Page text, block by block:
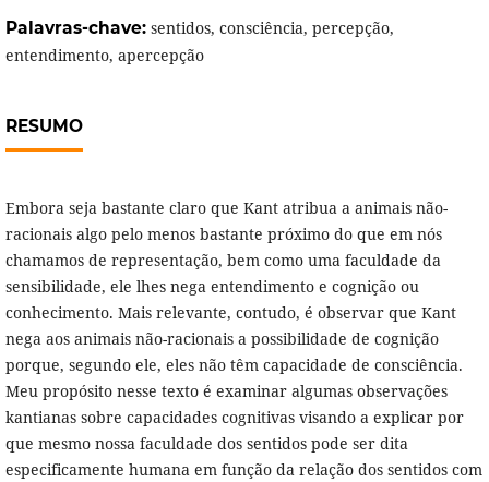
Palavras-chave: sentidos, consciência, percepção,
entendimento, apercepção
RESUMO
Embora seja bastante claro que Kant atribua a animais não-
racionais algo pelo menos bastante próximo do que em nós
chamamos de representação, bem como uma faculdade da
sensibilidade, ele lhes nega entendimento e cognição ou
conhecimento. Mais relevante, contudo, é observar que Kant
nega aos animais não-racionais a possibilidade de cognição
porque, segundo ele, eles não têm capacidade de consciência.
Meu propósito nesse texto é examinar algumas observações
kantianas sobre capacidades cognitivas visando a explicar por
que mesmo nossa faculdade dos sentidos pode ser dita
especificamente humana em função da relação dos sentidos com